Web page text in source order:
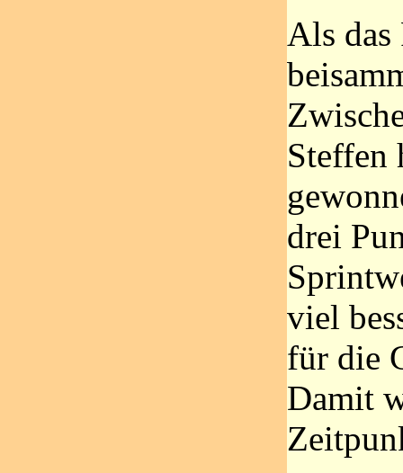
Als
Steffen
drei
viel
für die
Damit